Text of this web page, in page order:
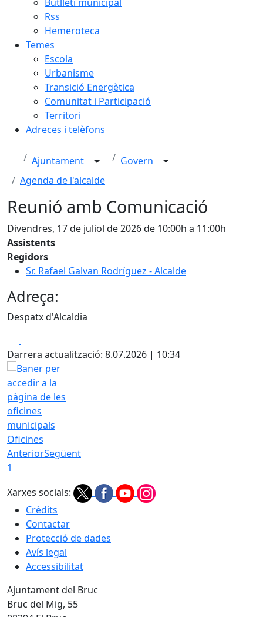
Rss
Hemeroteca
Temes
Escola
Urbanisme
Transició Energètica
Comunitat i Participació
Territori
Adreces i telèfons
Ajuntament
Govern
Agenda de l'alcalde
Reunió amb Comunicació
Divendres, 17 de juliol de 2026 de 10:00h a 11:00h
Assistents
Regidors
Sr. Rafael Galvan Rodríguez - Alcalde
Adreça:
Despatx d'Alcaldia
Darrera actualització: 8.07.2026 | 10:34
Oficines
AnteriorSegüent
1
Xarxes socials:
Crèdits
Contactar
Protecció de dades
Avís legal
Accessibilitat
Ajuntament del Bruc
Bruc del Mig, 55